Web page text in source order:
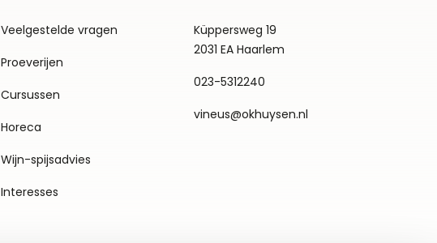
Veelgestelde vragen
Proeverijen
Cursussen
Horeca
Wijn-spijsadvies
Interesses
Küppersweg 19
2031 EA Haarlem
023-5312240
vineus@okhuysen.nl